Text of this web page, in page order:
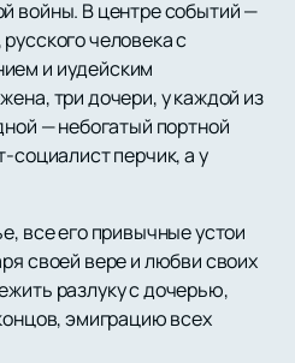
войны. В центре событий —
человека с
и иудейским
три дочери, у каждой из
— небогатый портной
социалист перчик, а у
все его привычные устои
своей вере и любви своих
разлуку с дочерью,
эмиграцию всех